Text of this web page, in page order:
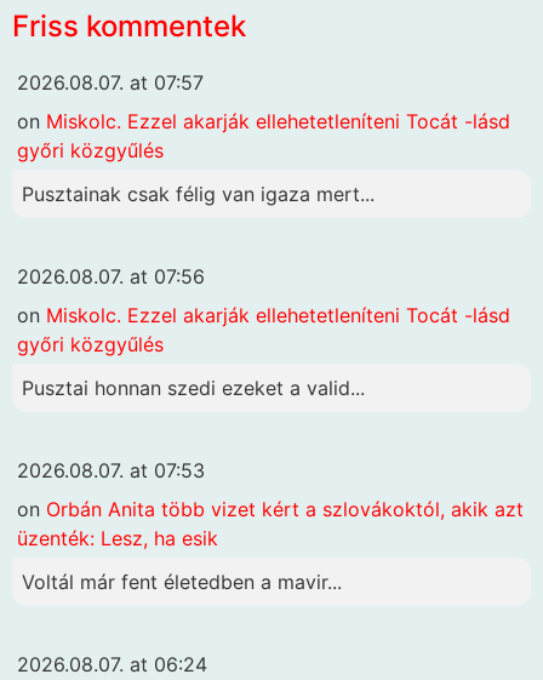
Friss kommentek
2026.08.07. at 07:57
on Miskolc. Ezzel akarják ellehetetleníteni Tocát -lásd
győri közgyűlés
Pusztainak csak félig van igaza mert...
2026.08.07. at 07:56
on Miskolc. Ezzel akarják ellehetetleníteni Tocát -lásd
győri közgyűlés
Pusztai honnan szedi ezeket a valid...
2026.08.07. at 07:53
on Orbán Anita több vizet kért a szlovákoktól, akik azt
üzenték: Lesz, ha esik
Voltál már fent életedben a mavir...
2026.08.07. at 06:24